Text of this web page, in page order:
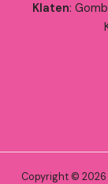
Klaten:
Copyright © 2026